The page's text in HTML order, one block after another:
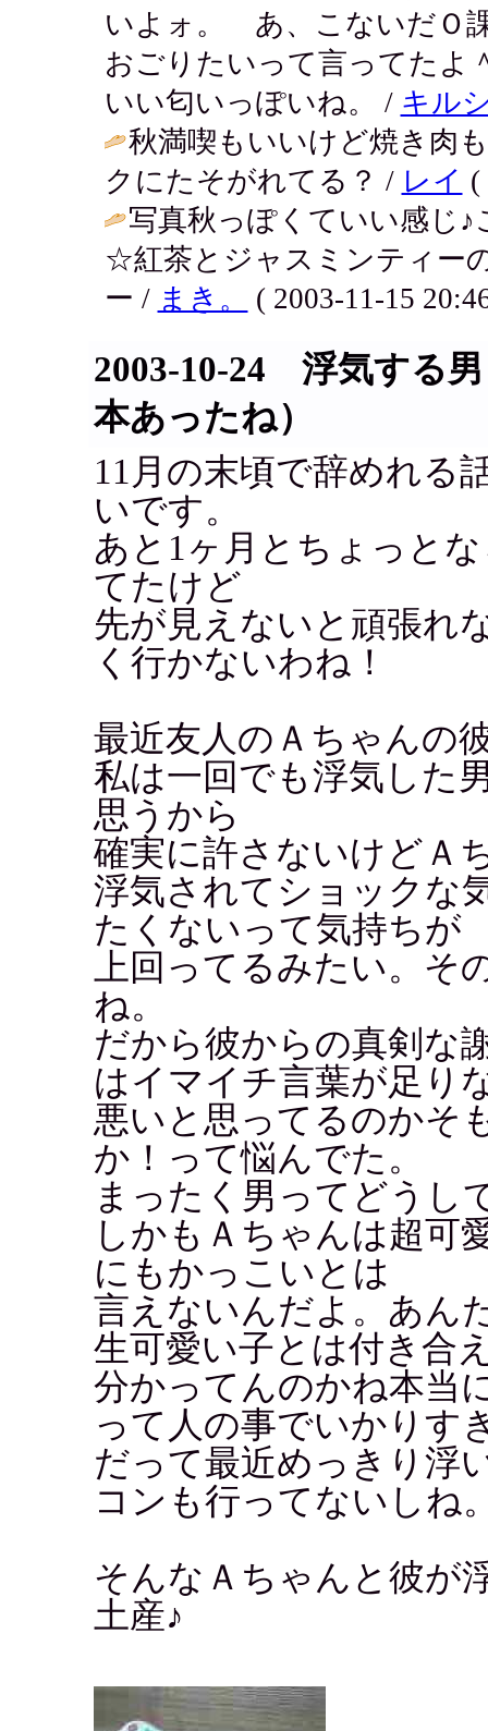
いよォ。 あ、こないだＯ
おごりたいって言ってた
いい匂いっぽいね。 / キル
秋満喫もいいけど焼き肉
クにたそがれてる？ / レイ (
写真秋っぽくていい感じ
☆紅茶とジャスミンティー
ー / まき。 ( 2003-11-15
2003-10-24 浮気する
本あったね）
11月の末頃で辞めれる
いです。
あと1ヶ月とちょっと
てたけど
先が見えないと頑張れ
く行かないわね！
最近友人のＡちゃんの
私は一回でも浮気した
思うから
確実に許さないけどＡ
浮気されてショックな
たくないって気持ちが
上回ってるみたい。そ
ね。
だから彼からの真剣な
はイマイチ言葉が足り
悪いと思ってるのかそ
か！って悩んでた。
まったく男ってどうし
しかもＡちゃんは超可
にもかっこいとは
言えないんだよ。あん
生可愛い子とは付き合
分かってんのかね本当
って人の事でいかりす
だって最近めっきり浮
コンも行ってないしね
そんなＡちゃんと彼が
土産♪